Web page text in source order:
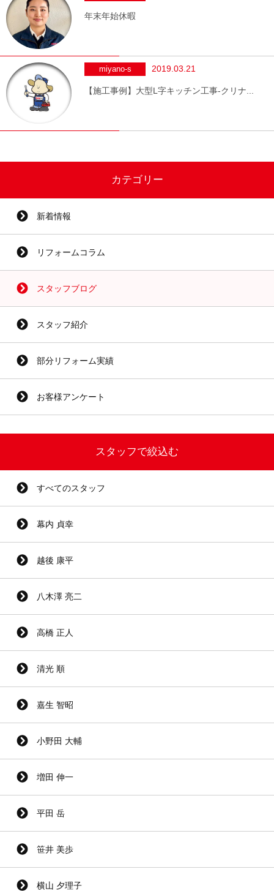
年末年始休暇
miyano-s 2019.03.21
【施工事例】大型L字キッチン工事-クリナ...
カテゴリー
新着情報
リフォームコラム
スタッフブログ
スタッフ紹介
部分リフォーム実績
お客様アンケート
スタッフで絞込む
すべてのスタッフ
幕内 貞幸
越後 康平
八木澤 亮二
高橋 正人
清光 順
嘉生 智昭
小野田 大輔
増田 伸一
平田 岳
笹井 美歩
横山 夕理子